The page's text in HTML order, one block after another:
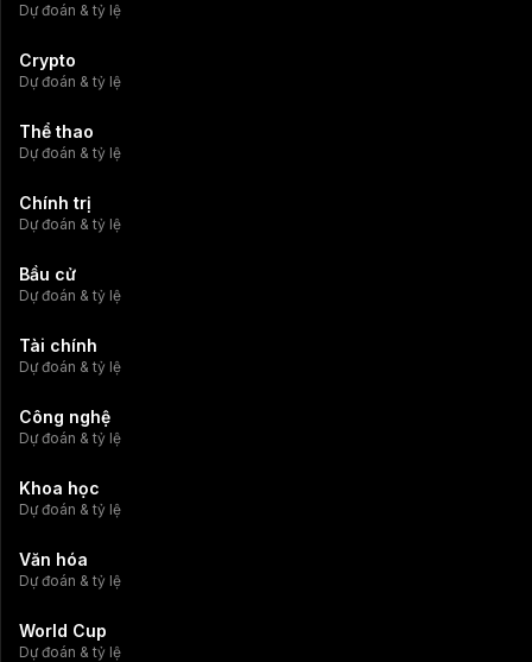
Dự đoán & tỷ lệ
Crypto
Dự đoán & tỷ lệ
Thể thao
Dự đoán & tỷ lệ
Chính trị
Dự đoán & tỷ lệ
Bầu cử
Dự đoán & tỷ lệ
Tài chính
Dự đoán & tỷ lệ
Công nghệ
Dự đoán & tỷ lệ
Khoa học
Dự đoán & tỷ lệ
Văn hóa
Dự đoán & tỷ lệ
World Cup
Dự đoán & tỷ lệ